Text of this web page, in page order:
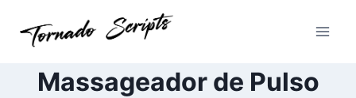
para
ConteúdoMassageador de Pulso